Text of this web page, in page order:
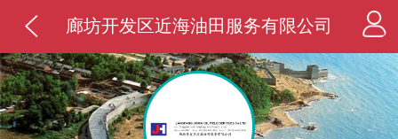
廊坊开发区近海油田服务有限公司